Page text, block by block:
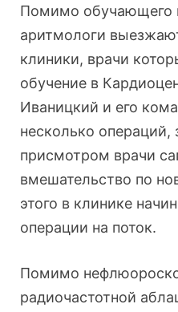
Помимо обучающего
аритмологи
клиники, врачи
обучение в
Иваницкий и его
несколько операций,
присмотром врачи
вмешательство по
этого в клинике
операции на поток.
Помимо
радиочастотной